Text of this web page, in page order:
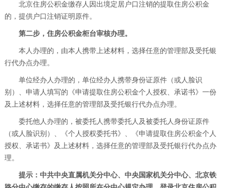
北京住房公积金缴存人因出境定居户口注销的提取住房公积金
的，提供户口注销证明原件。
第二步，住房公积金柜台审核办理。
本人办理的，由本人携带上述材料，选择任意的管理部及受托银
行代办点办理。
单位经办人办理的，单位经办人携带身份证原件（或人脸识
别）、申请人填写的《申请提取住房公积金个人授权、承诺书》一份
及上述材料，选择任意的管理部及受托银行代办点办理。
委托他人办理的，被委托人携带委托人及被委托人身份证原件
（或人脸识别）、《个人授权委托书》 、
《申请提取住房公积金个人
授权、承诺书》 及上述材料，选择任意的管理部及受托银行代办点办
理。
提示：中共中央直属机关分中心、中央国家机关分中心、北京铁